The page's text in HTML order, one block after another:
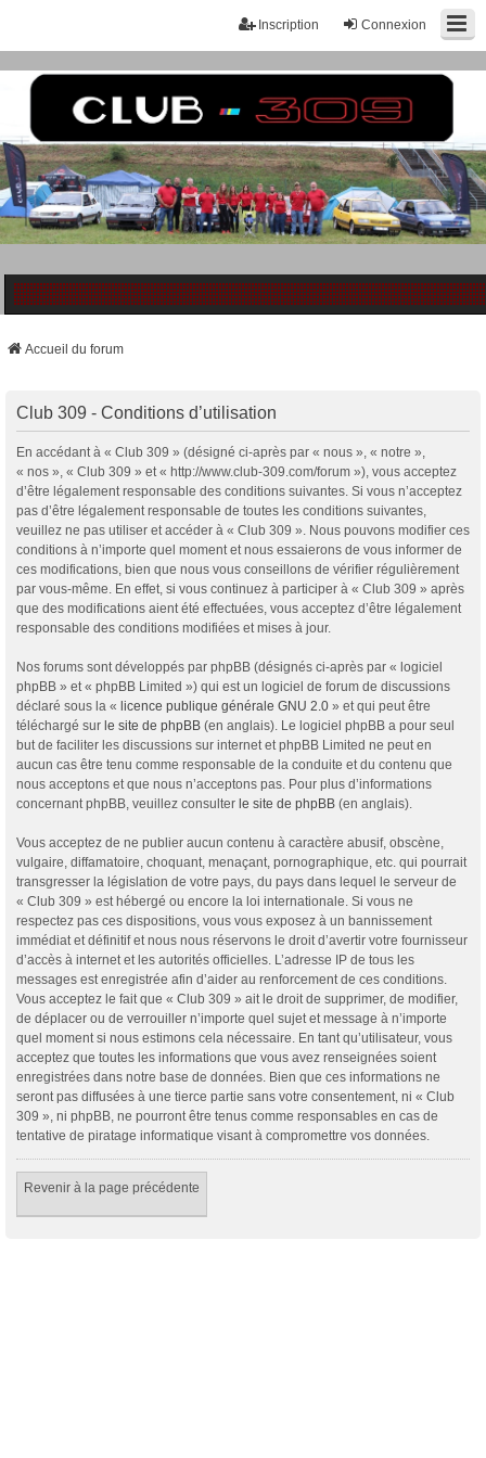
Connexion
Inscription
Accueil du forum
Club 309 - Conditions d’utilisation
En accédant à « Club 309 » (désigné ci-après par « nous », « notre »,
« nos », « Club 309 » et « http://www.club-309.com/forum »), vous acceptez
d’être légalement responsable des conditions suivantes. Si vous n’acceptez
pas d’être légalement responsable de toutes les conditions suivantes,
veuillez ne pas utiliser et accéder à « Club 309 ». Nous pouvons modifier ces
conditions à n’importe quel moment et nous essaierons de vous informer de
ces modifications, bien que nous vous conseillons de vérifier régulièrement
par vous-même. En effet, si vous continuez à participer à « Club 309 » après
que des modifications aient été effectuées, vous acceptez d’être légalement
responsable des conditions modifiées et mises à jour.
Nos forums sont développés par phpBB (désignés ci-après par « logiciel
phpBB » et « phpBB Limited ») qui est un logiciel de forum de discussions
déclaré sous la « licence publique générale GNU 2.0 » et qui peut être
téléchargé sur le site de phpBB (en anglais). Le logiciel phpBB a pour seul
but de faciliter les discussions sur internet et phpBB Limited ne peut en
aucun cas être tenu comme responsable de la conduite et du contenu que
nous acceptons et que nous n’acceptons pas. Pour plus d’informations
concernant phpBB, veuillez consulter le site de phpBB (en anglais).
Vous acceptez de ne publier aucun contenu à caractère abusif, obscène,
vulgaire, diffamatoire, choquant, menaçant, pornographique, etc. qui pourrait
transgresser la législation de votre pays, du pays dans lequel le serveur de
« Club 309 » est hébergé ou encore la loi internationale. Si vous ne
respectez pas ces dispositions, vous vous exposez à un bannissement
immédiat et définitif et nous nous réservons le droit d’avertir votre fournisseur
d’accès à internet et les autorités officielles. L’adresse IP de tous les
messages est enregistrée afin d’aider au renforcement de ces conditions.
Vous acceptez le fait que « Club 309 » ait le droit de supprimer, de modifier,
de déplacer ou de verrouiller n’importe quel sujet et message à n’importe
quel moment si nous estimons cela nécessaire. En tant qu’utilisateur, vous
acceptez que toutes les informations que vous avez renseignées soient
enregistrées dans notre base de données. Bien que ces informations ne
seront pas diffusées à une tierce partie sans votre consentement, ni « Club
309 », ni phpBB, ne pourront être tenus comme responsables en cas de
tentative de piratage informatique visant à compromettre vos données.
Revenir à la page précédente